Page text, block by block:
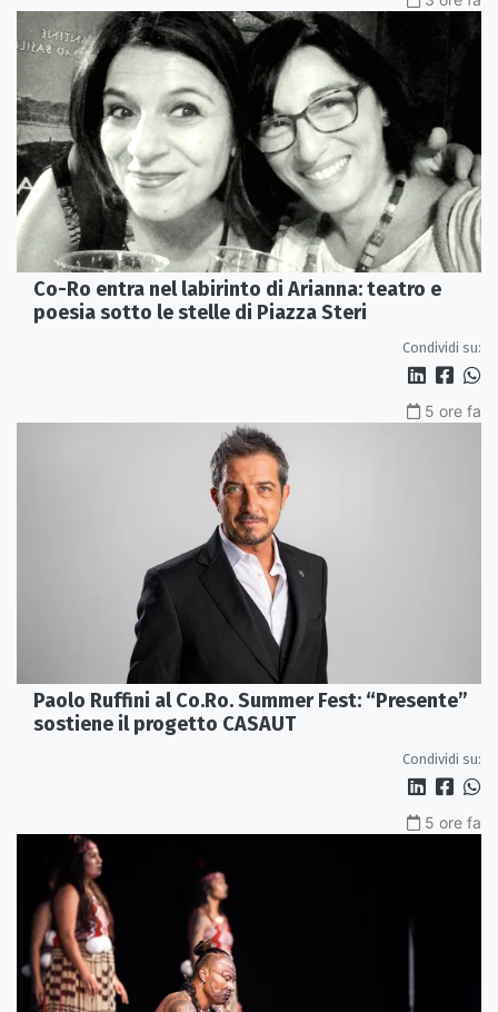
Co-Ro entra nel labirinto di Arianna: teatro e
poesia sotto le stelle di Piazza Steri
Condividi su:
5 ore fa
Paolo Ruffini al Co.Ro. Summer Fest: “Presente”
sostiene il progetto CASAUT
Condividi su:
5 ore fa